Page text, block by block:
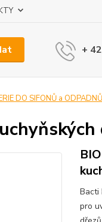
+
DO SIFONŮ a ODPADNŮ
Bacti
pro